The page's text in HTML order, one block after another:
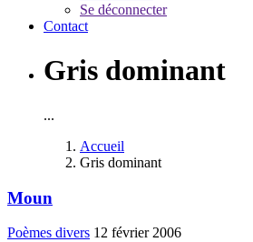
Se déconnecter
Contact
Gris dominant
...
Accueil
Gris dominant
Moun
Poèmes divers 12 février 2006